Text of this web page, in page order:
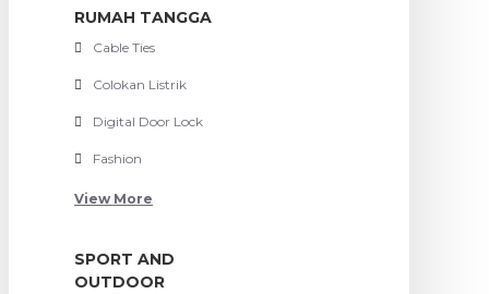
RUMAH TANGGA
Cable Ties
Colokan Listrik
Digital Door Lock
Fashion
View More
SPORT AND
OUTDOOR